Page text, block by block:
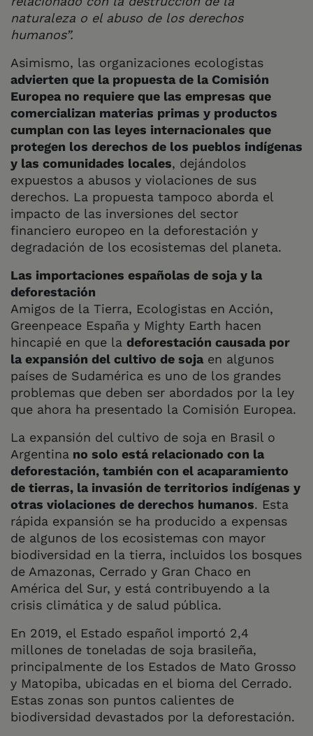
naturaleza o el abuso de los derechos
humanos”.
Asimismo, las organizaciones ecologistas
advierten que la propuesta de la Comisión
Europea no requiere que las empresas que
comercializan materias primas y productos
cumplan con las leyes internacionales que
protegen los derechos de los pueblos indígenas
y las comunidades locales, dejándolos
expuestos a abusos y violaciones de sus
derechos. La propuesta tampoco aborda el
impacto de las inversiones del sector
financiero europeo en la deforestación y
degradación de los ecosistemas del planeta.
Las importaciones españolas de soja y la
deforestación
Amigos de la Tierra, Ecologistas en Acción,
Greenpeace España y Mighty Earth hacen
hincapié en que la deforestación causada por
la expansión del cultivo de soja en algunos
países de Sudamérica es uno de los grandes
problemas que deben ser abordados por la ley
que ahora ha presentado la Comisión Europea.
La expansión del cultivo de soja en Brasil o
Argentina no solo está relacionado con la
deforestación, también con el acaparamiento
de tierras, la invasión de territorios indígenas y
otras violaciones de derechos humanos. Esta
rápida expansión se ha producido a expensas
de algunos de los ecosistemas con mayor
biodiversidad en la tierra, incluidos los bosques
de Amazonas, Cerrado y Gran Chaco en
América del Sur, y está contribuyendo a la
crisis climática y de salud pública.
En 2019, el Estado español importó 2,4
millones de toneladas de soja brasileña,
principalmente de los Estados de Mato Grosso
y Matopiba, ubicadas en el bioma del Cerrado.
Estas zonas son puntos calientes de
biodiversidad devastados por la deforestación.